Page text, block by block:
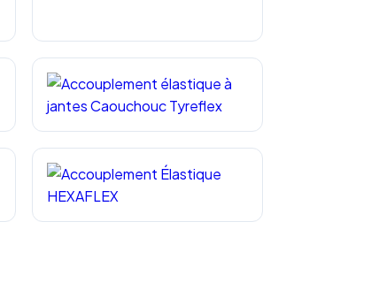
Accouplement à Tampons Élastiques
Accouplement élastique à jantes
Caouchouc Tyreflex